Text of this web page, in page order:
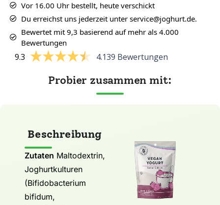
Vor 16.00 Uhr bestellt, heute verschickt
Du erreichst uns jederzeit unter service@joghurt.de.
Bewertet mit 9,3 basierend auf mehr als 4.000
Bewertungen
9.3 4.139 Bewertungen
Probier zusammen mit:
Beschreibung
Zutaten Maltodextrin,
Joghurtkulturen
(Bifidobacterium
bifidum,